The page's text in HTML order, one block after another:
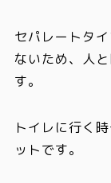
セパレートタ
ないため、人
す。
トイレに行く
ットです。